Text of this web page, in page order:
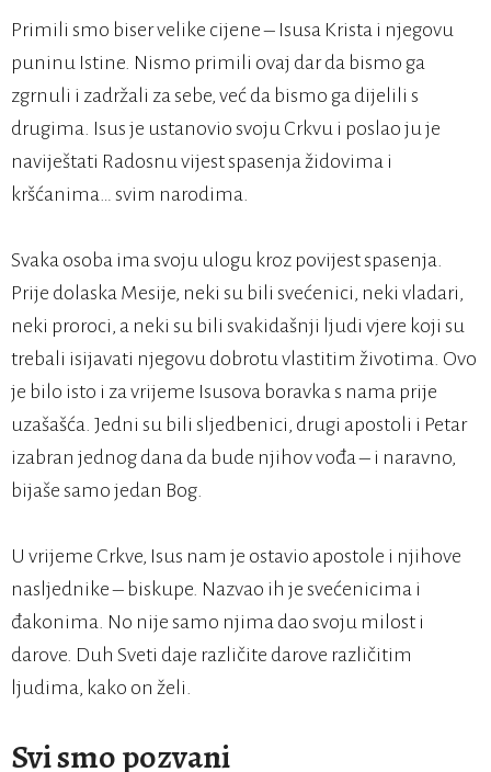
Primili smo biser velike cijene – Isusa Krista i njegovu
puninu Istine. Nismo primili ovaj dar da bismo ga
zgrnuli i zadržali za sebe, već da bismo ga dijelili s
drugima. Isus je ustanovio svoju Crkvu i poslao ju je
naviještati Radosnu vijest spasenja židovima i
kršćanima… svim narodima.
Svaka osoba ima svoju ulogu kroz povijest spasenja.
Prije dolaska Mesije, neki su bili svećenici, neki vladari,
neki proroci, a neki su bili svakidašnji ljudi vjere koji su
trebali isijavati njegovu dobrotu vlastitim životima. Ovo
je bilo isto i za vrijeme Isusova boravka s nama prije
uzašašća. Jedni su bili sljedbenici, drugi apostoli i Petar
izabran jednog dana da bude njihov vođa – i naravno,
bijaše samo jedan Bog.
U vrijeme Crkve, Isus nam je ostavio apostole i njihove
nasljednike – biskupe. Nazvao ih je svećenicima i
đakonima. No nije samo njima dao svoju milost i
darove. Duh Sveti daje različite darove različitim
ljudima, kako on želi.
Svi smo pozvani